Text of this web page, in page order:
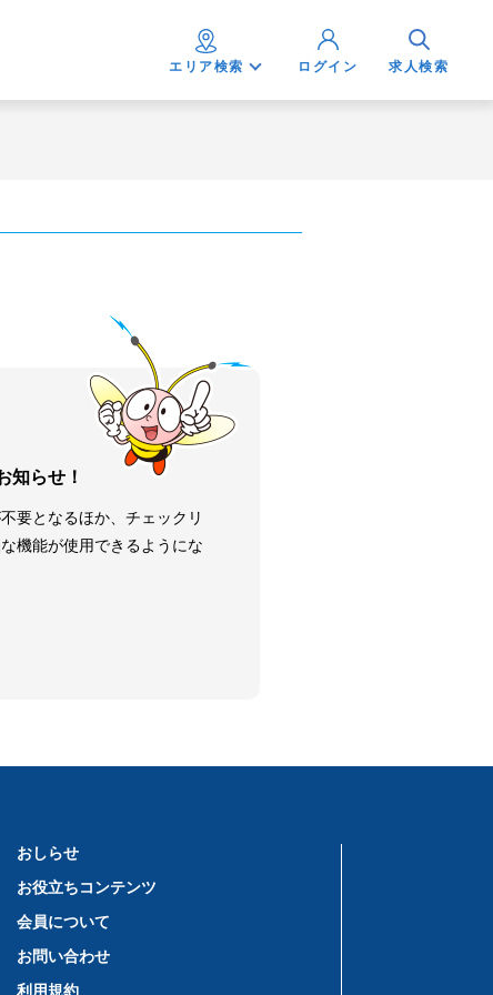
エリア検索 ログイン 求人検索
知らせ！
要となるほか、チェックリ
機能が使用できるようにな
おしらせ
お役立ちコンテンツ
会員について
お問い合わせ
利用規約